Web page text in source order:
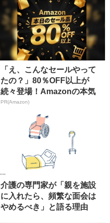
「え、こんなセールやって
たの？」80％OFF以上が
続々登場！Amazonの本気
が...
PR(Amazon)
介護の専門家が「親を施設
に入れたら、頻繁な面会は
やめるべき」と語る理由